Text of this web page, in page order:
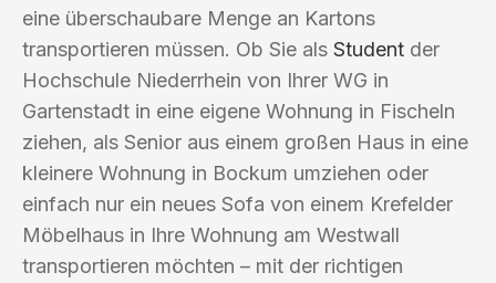
eine überschaubare Menge an Kartons
transportieren müssen. Ob Sie als Student der
Hochschule Niederrhein von Ihrer WG in
Gartenstadt in eine eigene Wohnung in Fischeln
ziehen, als Senior aus einem großen Haus in eine
kleinere Wohnung in Bockum umziehen oder
einfach nur ein neues Sofa von einem Krefelder
Möbelhaus in Ihre Wohnung am Westwall
transportieren möchten – mit der richtigen